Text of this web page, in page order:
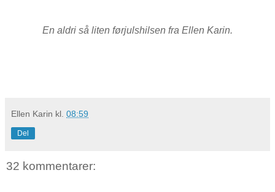
En aldri så liten førjulshilsen fra Ellen Karin.
Ellen Karin kl. 08:59
Del
32 kommentarer: